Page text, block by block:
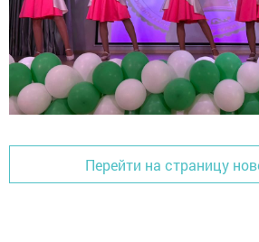
Перейти на страницу